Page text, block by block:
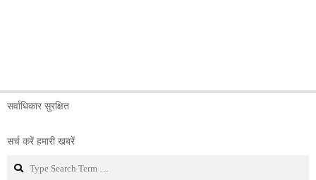
सर्वाधिकार सुरक्षित
सर्च करें हमारी खबरें